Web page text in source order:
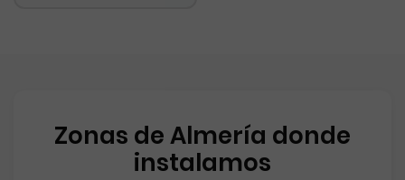
Zonas de Almería donde
instalamos